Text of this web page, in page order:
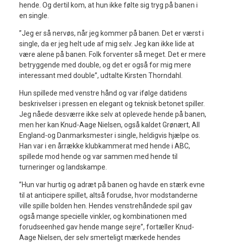
hende. Og dertil kom, at hun ikke følte sig tryg på banen i
en single.
”Jeg er så nervøs, når jeg kommer på banen. Det er værst i
single, da er jeg helt ude af mig selv. Jeg kan ikke lide at
være alene på banen. Folk forventer så meget. Det er mere
betryggende med double, og det er også for mig mere
interessant med double”, udtalte Kirsten Thorndahl.
Hun spillede med venstre hånd og var ifølge datidens
beskrivelser i pressen en elegant og teknisk betonet spiller.
Jeg nåede desværre ikke selv at oplevede hende på banen,
men her kan Knud-Aage Nielsen, også kaldet Grønært, All
England-og Danmarksmester i single, heldigvis hjælpe os.
Han var i en årrække klubkammerat med hende i ABC,
spillede mod hende og var sammen med hende til
turneringer og landskampe.
”Hun var hurtig og adræt på banen og havde en stærk evne
til at anticipere spillet, altså forudse, hvor modstanderne
ville spille bolden hen. Hendes venstrehåndede spil gav
også mange specielle vinkler, og kombinationen med
forudseenhed gav hende mange sejre”, fortæller Knud-
Aage Nielsen, der selv smerteligt mærkede hendes